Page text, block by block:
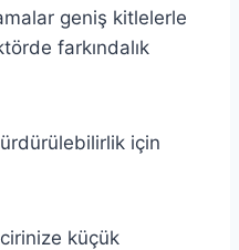
geniş kitlelerle
farkındalık
için
küçük